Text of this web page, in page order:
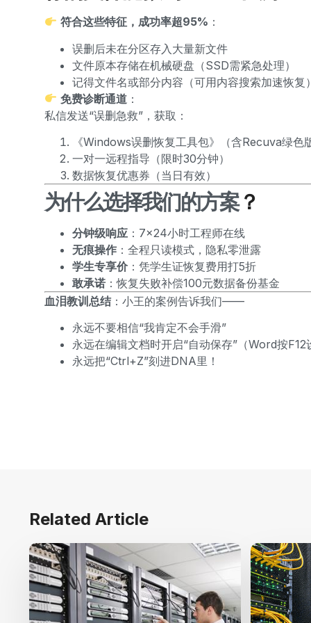
符合这些特征，成功率超95% ：
误删后未在分区存入大量新文件
文件原本存储在机械硬盘（SSD需紧急处理）
记得文件名或部分内容（可用内容搜索加速恢复
免费诊断通道 ：
私信发送“误删急救”，获取：
《Windows误删恢复工具包》（含Recuva绿色
一对一远程指导（限时30分钟）
数据恢复优惠券（当日有效）
为什么选择我们的方案？
分钟级响应 ：7×24小时工程师在线
无痕操作 ：全程只读模式，隐私零泄露
学生专享价：凭学生证恢复费用打5折
敢承诺 ：恢复失败补偿100元数据备份基金
血泪教训总结：小王的案例告诉我们——
永远不要相信“我肯定不会手滑”
永远在编辑文档时开启“自动保存”（Word按F12
永远把“Ctrl+Z”刻进DNA里！
Related Article